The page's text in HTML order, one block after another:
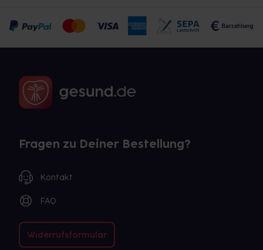
Fragen zu Deiner Bestellung?
Kontakt
FAQ
Widerrufsformular